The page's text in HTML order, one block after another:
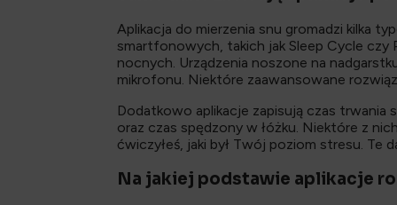
Aplikacja do mierzenia snu gromadzi kilka
smartfonowych, takich jak Sleep Cycle czy
nocnych. Urządzenia noszone na
mikrofonu. Niektóre zaawansowane
Dodatkowo aplikacje zapisują czas trwania
oraz czas spędzony w łóżku. Niektóre z
ćwiczyłeś, jaki był Twój poziom stresu.
Na jakiej podstawie aplikacje